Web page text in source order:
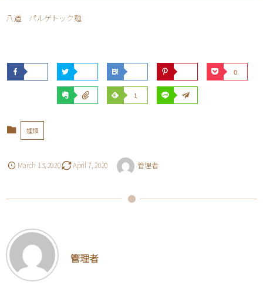
八道 パルゲトック麺
0
1
麺類
March 13, 2020 April 7, 2020 管理者
管理者